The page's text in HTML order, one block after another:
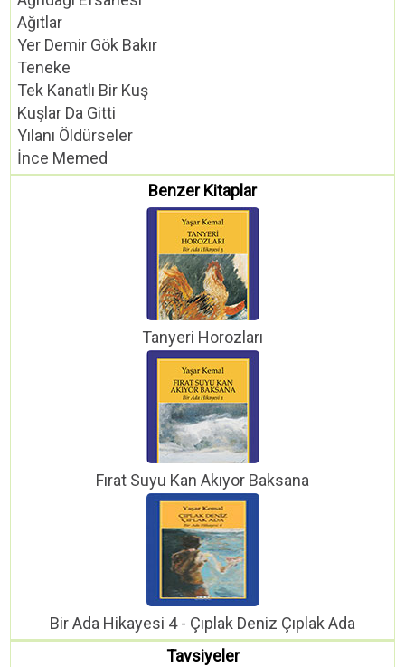
Ağıtlar
Yer Demir Gök Bakır
Teneke
Tek Kanatlı Bir Kuş
Kuşlar Da Gitti
Yılanı Öldürseler
İnce Memed
Benzer Kitaplar
Tanyeri Horozları
Fırat Suyu Kan Akıyor Baksana
Bir Ada Hikayesi 4 - Çıplak Deniz Çıplak Ada
Tavsiyeler